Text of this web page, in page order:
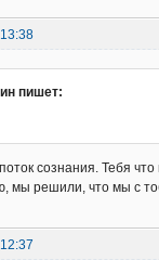
пишет:
сознания. Тебя
мы решили, что мы с